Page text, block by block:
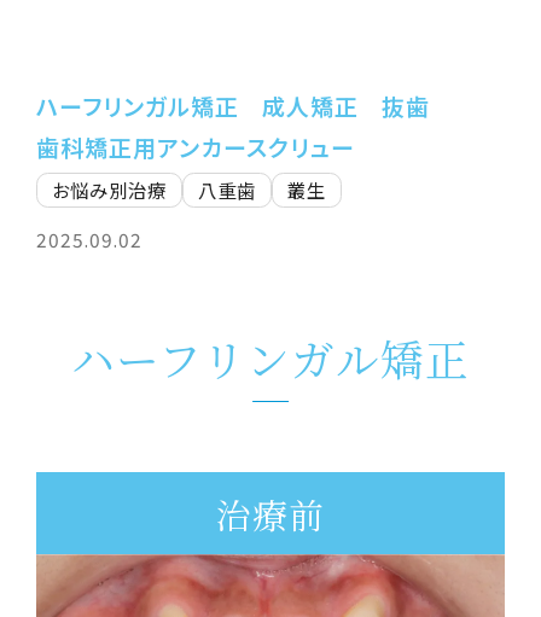
ハーフリンガル矯正 成人矯正
抜歯
歯科矯正用アンカースクリュー
お悩み別治療 八重歯
叢生
2025.09.02
ハーフリンガル矯正
治療前